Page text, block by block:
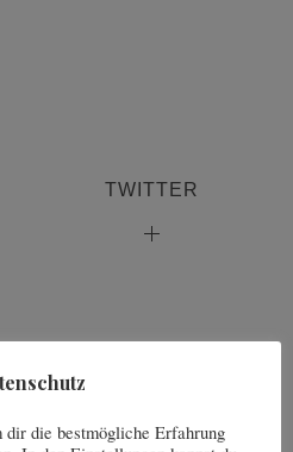
TWITTER
Redaktion
die bestmögliche Erfahrung